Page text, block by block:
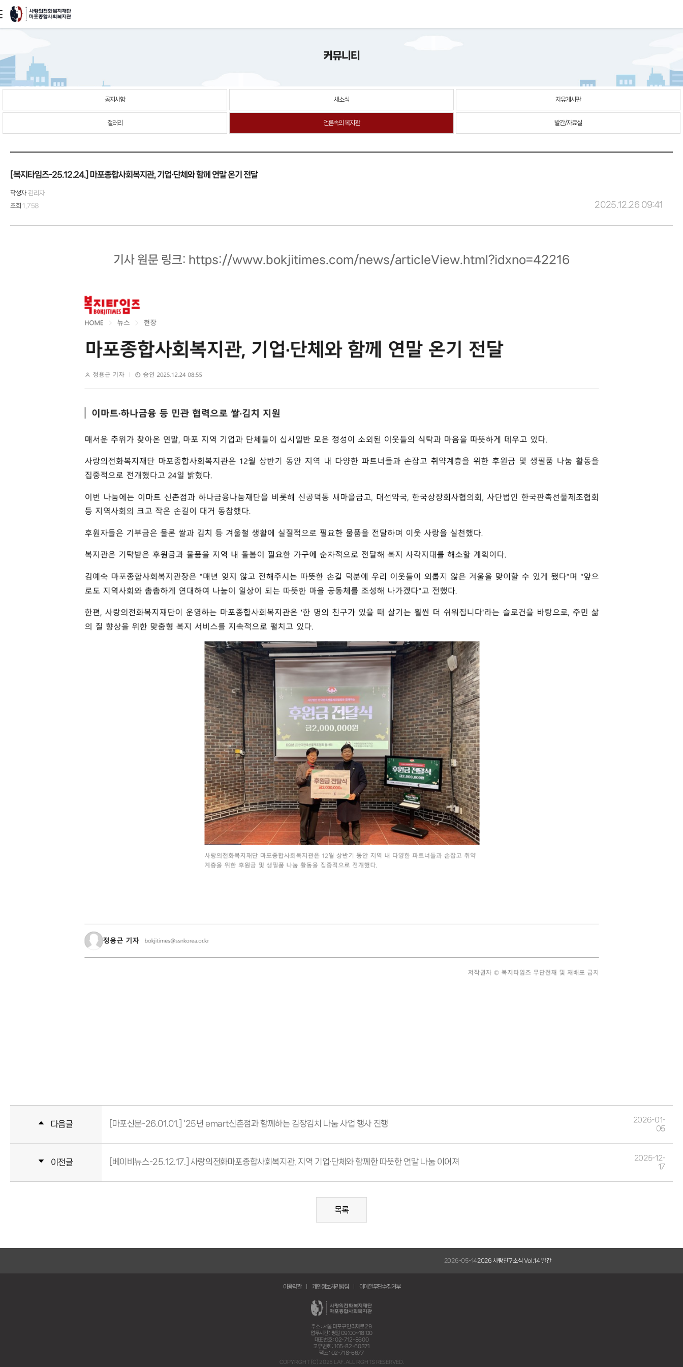
본문
바로가기 커뮤니티
공지사항 새소식 자유게시판
갤러리 언론속의 복지관 발간/자료실
[복지타임즈-25.12.24.] 마포종합사회복지관, 기업·단체와 함께 연말 온기 전달
2025.12.26 09:41
작성자 관리자
조회 1,758
기사 원문 링크: https://www.bokjitimes.com/news/articleView.html?idxno=42216
다음글 [마포신문-26.01.01.] '25년 emart신촌점과 함께하는 김장김치 나눔 사업 행사 진행
2026-01-
05
이전글 [베이비뉴스-25.12.17.] 사랑의전화마포종합사회복지관, 지역 기업·단체와 함께한 따뜻한 연말 나눔 이어져
2025-12-
17
목록
이용약관 개인정보처리방침 이메일무단수집거부
주소 : 서울 마포구 만리재로 29
업무시간 : 평일 09:00~18:00
대표번호 : 02-712-8600
고유번호 : 105-82-60371
팩스 : 02-718-6677
COPYRIGHT (C) 2025 LAF. ALL RIGHTS RESERVED.